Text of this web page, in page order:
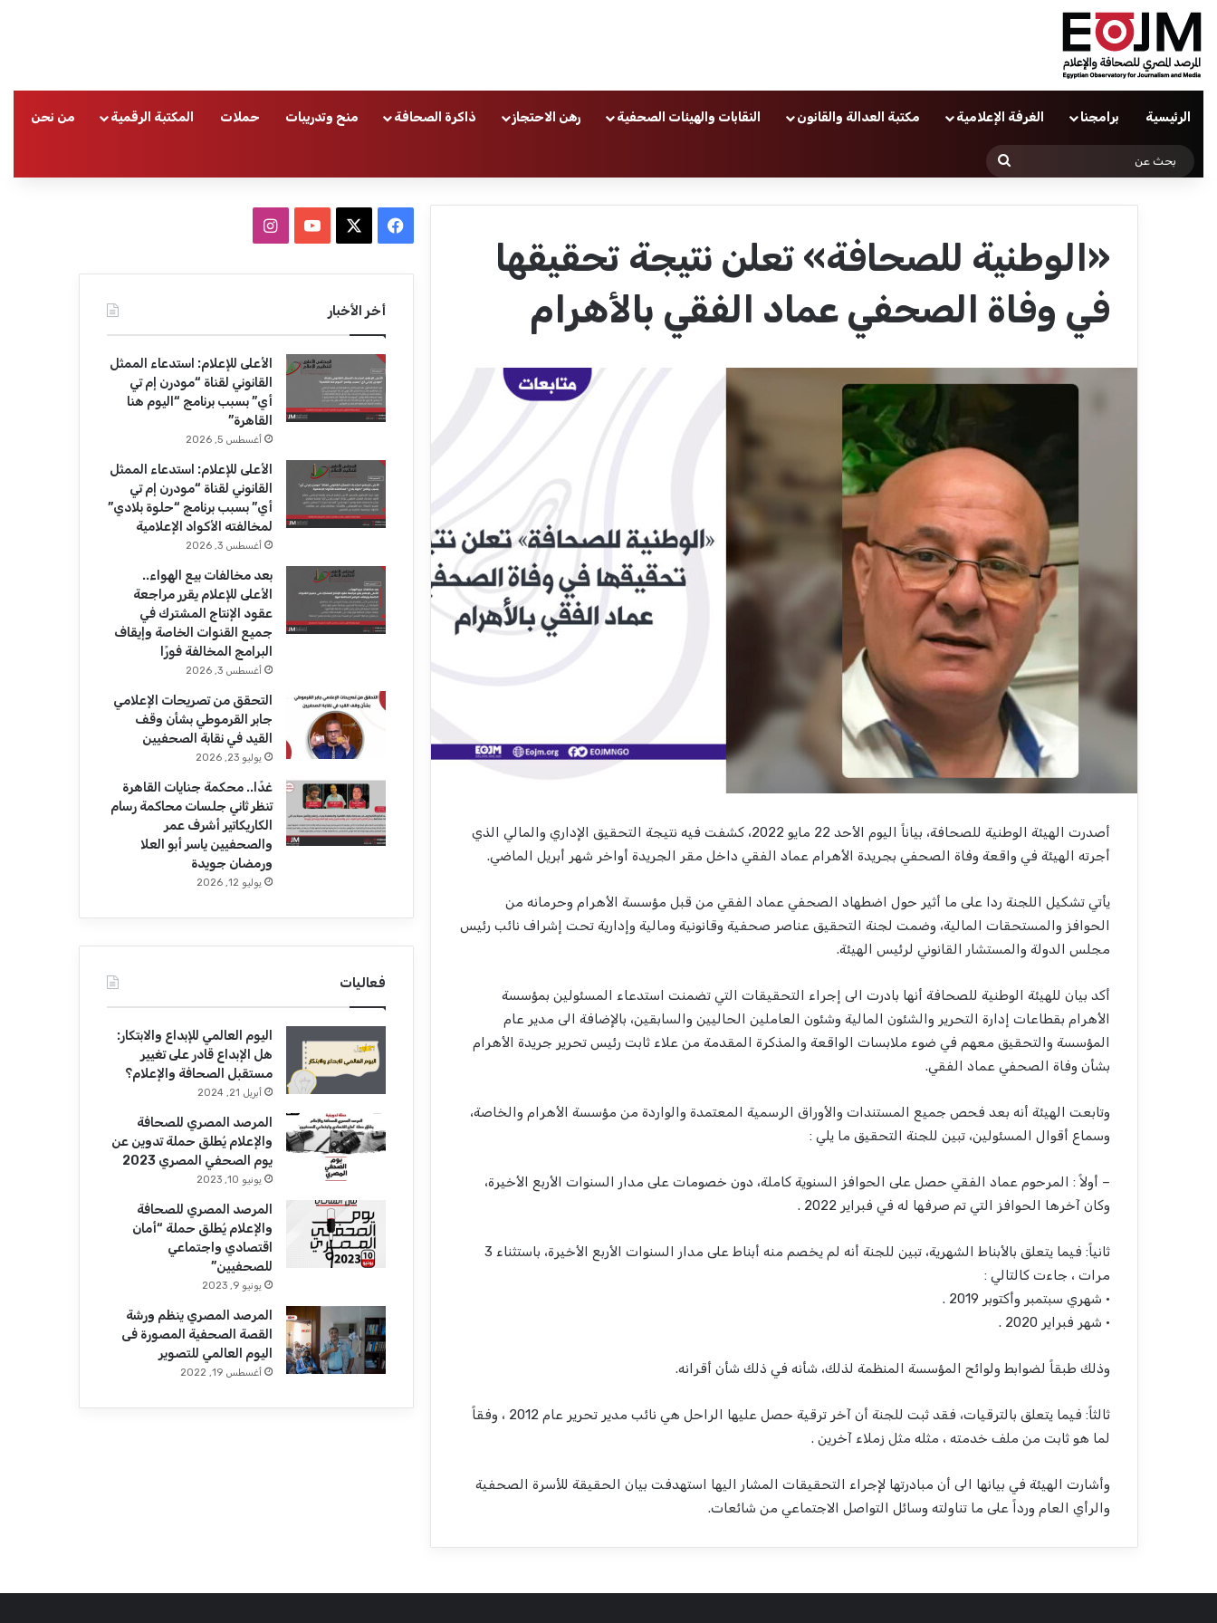
الرئيسية برامجنا الغرفة الإعلامية مكتبة العدالة والقانون النقابات والهيئات الصحفية رهن الاحتجاز ذاكرة الصحافة منح وتدريبات حملات المكتبة الرقمية من نحن
«الوطنية للصحافة» تعلن نتيجة تحقيقها
في وفاة الصحفي عماد الفقي بالأهرام
أصدرت الهيئة الوطنية للصحافة، بياناً اليوم الأحد 22 مايو 2022، كشفت فيه نتيجة التحقيق الإداري والمالي الذي
أجرته الهيئة في واقعة وفاة الصحفي بجريدة الأهرام عماد الفقي داخل مقر الجريدة أواخر شهر أبريل الماضي.
يأتي تشكيل اللجنة ردا على ما أثير حول اضطهاد الصحفي عماد الفقي من قبل مؤسسة الأهرام وحرمانه من
الحوافز والمستحقات المالية، وضمت لجنة التحقيق عناصر صحفية وقانونية ومالية وإدارية تحت إشراف نائب رئيس
مجلس الدولة والمستشار القانوني لرئيس الهيئة.
أكد بيان للهيئة الوطنية للصحافة أنها بادرت الى إجراء التحقيقات التي تضمنت استدعاء المسئولين بمؤسسة
الأهرام بقطاعات إدارة التحرير والشئون المالية وشئون العاملين الحاليين والسابقين، بالإضافة الى مدير عام
المؤسسة والتحقيق معهم في ضوء ملابسات الواقعة والمذكرة المقدمة من علاء ثابت رئيس تحرير جريدة الأهرام
بشأن وفاة الصحفي عماد الفقي.
وتابعت الهيئة أنه بعد فحص جميع المستندات والأوراق الرسمية المعتمدة والواردة من مؤسسة الأهرام والخاصة،
وسماع أقوال المسئولين، تبين للجنة التحقيق ما يلي :
– أولاً : المرحوم عماد الفقي حصل على الحوافز السنوية كاملة، دون خصومات على مدار السنوات الأربع الأخيرة،
وكان آخرها الحوافز التي تم صرفها له في فبراير 2022 .
ثانياً: فيما يتعلق بالأبناط الشهرية، تبين للجنة أنه لم يخصم منه أبناط على مدار السنوات الأربع الأخيرة، باستثناء 3
مرات ، جاءت كالتالي :
• شهري سبتمبر وأكتوبر 2019 .
• شهر فبراير 2020 .
وذلك طبقاً لضوابط ولوائح المؤسسة المنظمة لذلك، شأنه في ذلك شأن أقرانه.
ثالثاً: فيما يتعلق بالترقيات، فقد ثبت للجنة أن آخر ترقية حصل عليها الراحل هي نائب مدير تحرير عام 2012 ، وفقاً
لما هو ثابت من ملف خدمته ، مثله مثل زملاء آخرين .
وأشارت الهيئة في بيانها الى أن مبادرتها لإجراء التحقيقات المشار اليها استهدفت بيان الحقيقة للأسرة الصحفية
والرأي العام ورداً على ما تناولته وسائل التواصل الاجتماعي من شائعات.
ب
و
ك
u
T
u
e
ا
ت
ق
ر
ا
م
أخر الأخبار
الأعلى للإعلام: استدعاء الممثل
القانوني لقناة “مودرن إم تي
أي” بسبب برنامج “اليوم هنا
القاهرة”
أغسطس 5, 2026
الأعلى للإعلام: استدعاء الممثل
القانوني لقناة “مودرن إم تي
أي” بسبب برنامج “حلوة بلادي”
لمخالفته الأكواد الإعلامية
أغسطس 3, 2026
بعد مخالفات بيع الهواء..
الأعلى للإعلام يقرر مراجعة
عقود الإنتاج المشترك في
جميع القنوات الخاصة وإيقاف
البرامج المخالفة فورًا
أغسطس 3, 2026
التحقق من تصريحات الإعلامي
جابر القرموطي بشأن وقف
القيد في نقابة الصحفيين
يوليو 23, 2026
غدًا.. محكمة جنايات القاهرة
تنظر ثاني جلسات محاكمة رسام
الكاريكاتير أشرف عمر
والصحفيين ياسر أبو العلا
ورمضان جويدة
يوليو 12, 2026
فعاليات
اليوم العالمي للإبداع والابتكار:
هل الإبداع قادر على تغيير
مستقبل الصحافة والإعلام؟
أبريل 21, 2024
المرصد المصري للصحافة
والإعلام يُطلق حملة تدوين عن
يوم الصحفي المصري 2023
يونيو 10, 2023
المرصد المصري للصحافة
والإعلام يُطلق حملة “أمان
اقتصادي واجتماعي
للصحفيين”
يونيو 9, 2023
المرصد المصري ينظم ورشة
القصة الصحفية المصورة فى
اليوم العالمي للتصوير
أغسطس 19, 2022